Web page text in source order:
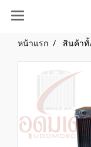
หน้าแรก สินค้าทั้